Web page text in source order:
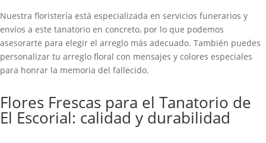
Nuestra floristería está especializada en servicios funerarios y
envíos a este tanatorio en concreto, por lo que podemos
asesorarte para elegir el arreglo más adecuado. También puedes
personalizar tu arreglo floral con mensajes y colores especiales
para honrar la memoria del fallecido.
Flores Frescas para el Tanatorio de
El Escorial: calidad y durabilidad